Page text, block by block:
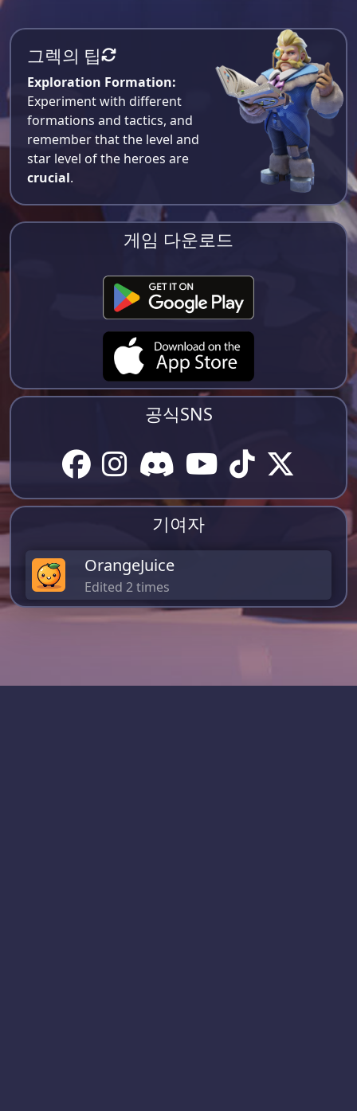
그렉의 팁
Exploration Formation:
Experiment with different
formations and tactics, and
remember that the level and
star level of the heroes are
crucial.
게임 다운로드
공식SNS
기여자
OrangeJuice
Edited 2 times